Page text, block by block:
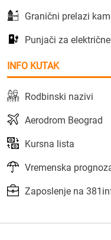
Granični prelazi
Punjači za
INFO KUTAK
Rodbinski nazivi
Aerodrom Beograd
Kursna lista
Vremenska
Zaposlenje na